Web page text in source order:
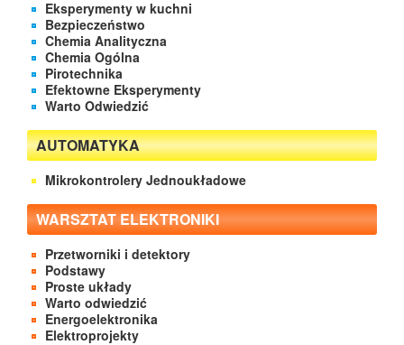
Eksperymenty w kuchni
Bezpieczeństwo
Chemia Analityczna
Chemia Ogólna
Pirotechnika
Efektowne Eksperymenty
Warto Odwiedzić
AUTOMATYKA
Mikrokontrolery Jednoukładowe
WARSZTAT ELEKTRONIKI
Przetworniki i detektory
Podstawy
Proste układy
Warto odwiedzić
Energoelektronika
Elektroprojekty